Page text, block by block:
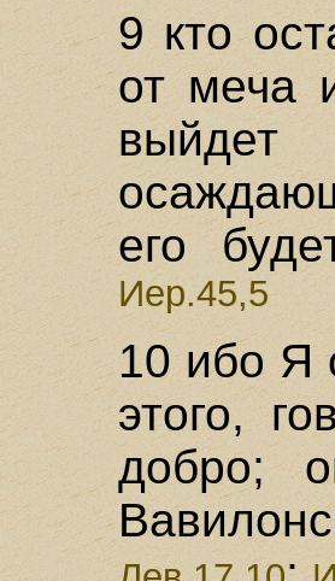
9 кто
от меча
его
Иер.45,5
10 ибо Я
этого,
добро;